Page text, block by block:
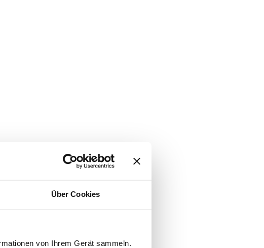
Über Cookies
von Ihrem Gerät sammeln.